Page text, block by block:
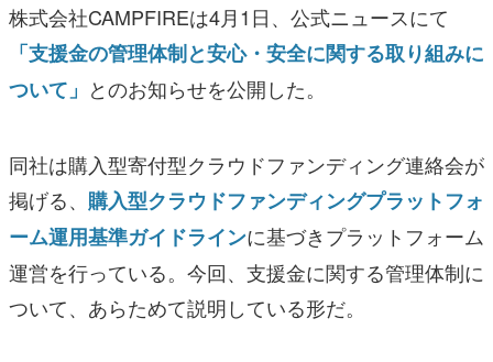
アプリレビュー
その他
運営：株式会社マレ
株式会社CAMPFIREは4月1日、公式ニュースにて
「支援金の管理体制と安心・安全に関する取り組みに
ついて」 とのお知らせを公開した。
同社は購入型寄付型クラウドファンディング連絡会が
掲げる、 購入型クラウドファンディングプラットフォ
ーム運用基準ガイドラインに基づきプラットフォーム
運営を行っている。今回、支援金に関する管理体制に
ついて、あらためて説明している形だ。